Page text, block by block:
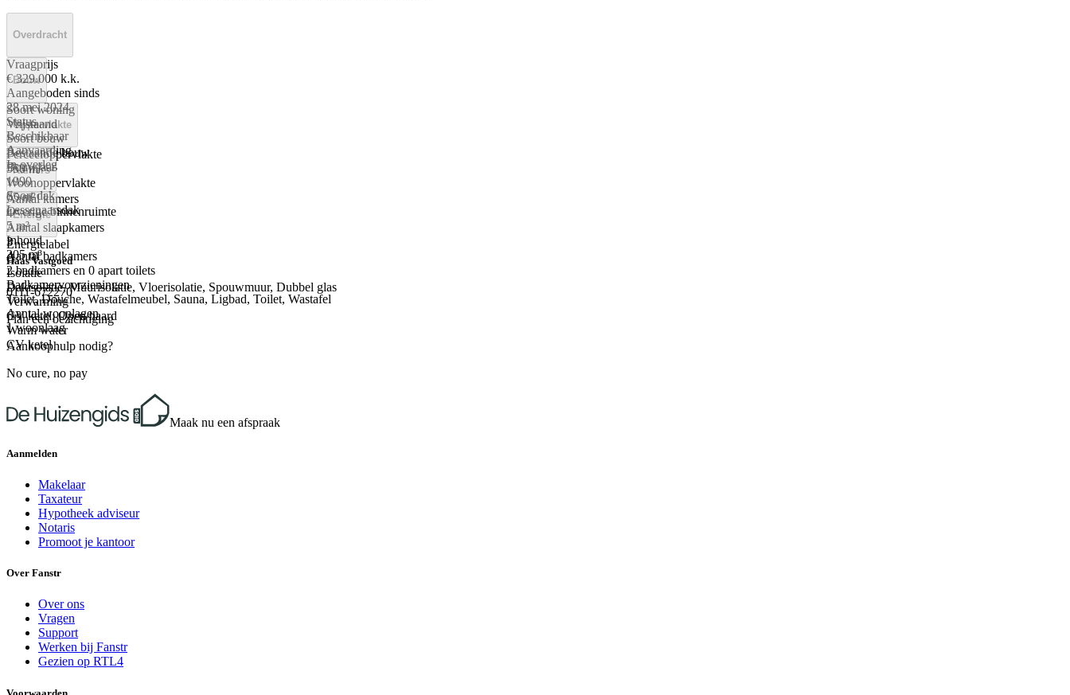
Overdracht
Vraagprijs
€ 329.000 k.k.
Aangeboden sinds
28 mei 2024
Status
Beschikbaar
Aanvaarding
In overleg
Bouw
Soort woning
Vrijstaand
Soort bouw
Bestaande bouw
Bouwjaar
1990
Soort dak
Lessenaarsdak
Oppervlakte
Perceeloppervlakte
550 m²
Woonoppervlakte
65 m²
Overige binnenruimte
5 m²
Inhoud
305 m³
Kamers
Aantal kamers
4
Aantal slaapkamers
3
Aantal badkamers
2 badkamers en 0 apart toilets
Badkamervoorzieningen
Toilet, Douche, Wastafelmeubel, Sauna, Ligbad, Toilet, Wastafel
Aantal woonlagen
1 woonlaag
Energie
Energielabel
C
Isolatie
Dakisolatie, Muurisolatie, Vloerisolatie, Spouwmuur, Dubbel glas
Verwarming
CV ketel, Open haard
Warm water
CV ketel
Haas Vastgoed
0111-672270
Plan een bezichtiging
Aankoophulp nodig?
No cure, no pay
Maak nu een afspraak
Aanmelden
Makelaar
Taxateur
Hypotheek adviseur
Notaris
Promoot je kantoor
Over Fanstr
Over ons
Vragen
Support
Werken bij Fanstr
Gezien op RTL4